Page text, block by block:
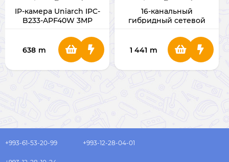
IP-камера Uniarch IPC-
B233-APF40W 3MP
638 m
16-канальный
гибридный сетевой
Uniarch XVR-116G3
1 441 m
+993-61-53-20-99 +993-12-28-04-01